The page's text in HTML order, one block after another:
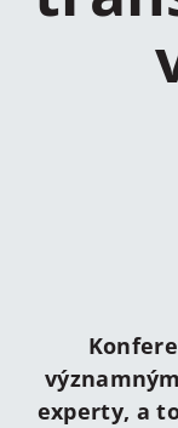
experty, a